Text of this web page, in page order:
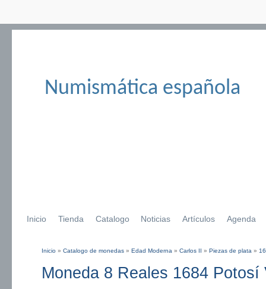
Numismática española
Inicio Tienda Catalogo Noticias Artículos Agenda
Inicio » Catalogo de monedas » Edad Moderna » Carlos II » Piezas de plata »
Moneda 8 Reales 1684 Potosí